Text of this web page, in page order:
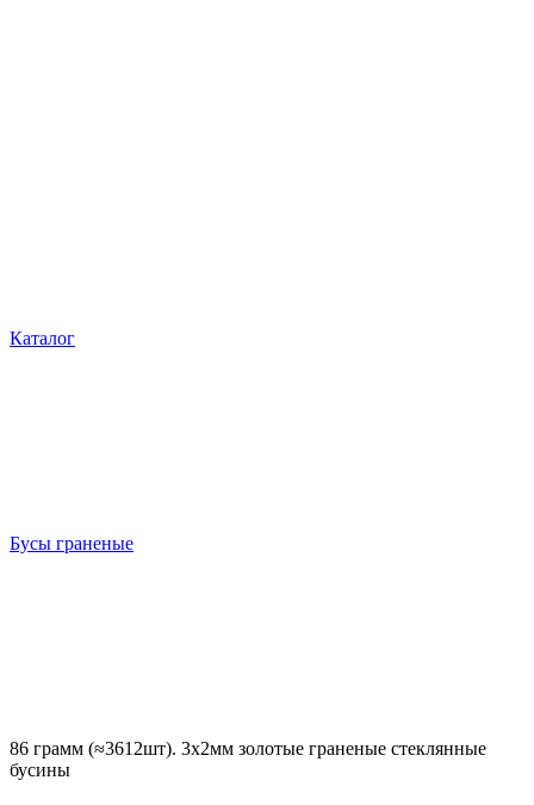
Каталог
Бусы граненые
86 грамм (≈3612шт). 3х2мм золотые граненые стеклянные
бусины